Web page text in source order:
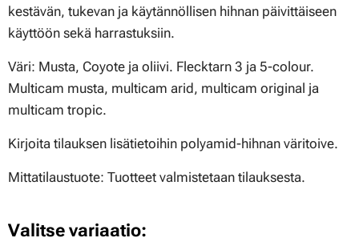
kestävän, tukevan ja käytännöllisen hihnan päivittäiseen
käyttöön sekä harrastuksiin.
Väri: Musta, Coyote ja oliivi. Flecktarn 3 ja 5-colour.
Multicam musta, multicam arid, multicam original ja
multicam tropic.
Kirjoita tilauksen lisätietoihin polyamid-hihnan väritoive.
Mittatilaustuote: Tuotteet valmistetaan tilauksesta.
Valitse variaatio: